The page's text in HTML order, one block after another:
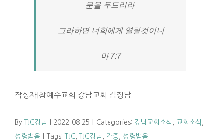
문을 두드리라
그라하면 너희에게 열릴것이니
마 7:7
작성자|참예수교회 강남교회 김정남
By TJC강남 2022-08-25 Categories: 강남교회소식 교회소식
성령받음
Tags: TJC TJC강남 간증 성령받음